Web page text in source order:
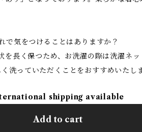
で気をつけることはありますか？
を長く保つため、お洗濯の際は洗濯ネ
洗っていただくことをおすすめいたしま
shipping available
Add to cart